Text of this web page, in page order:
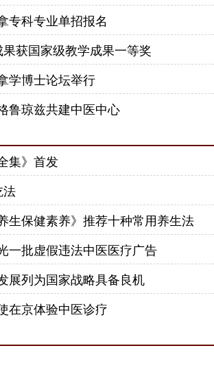
专科专业单招报名
获国家级教学成果一等奖
学博士论坛举行
鲁琼兹共建中医中心
集》首发
法
生保健素养》推荐十种常用养生法
一批虚假违法中医医疗广告
展列为国家战略具备良机
在京体验中医诊疗